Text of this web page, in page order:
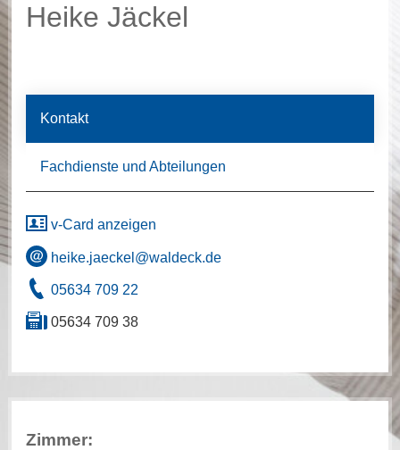
Heike Jäckel
Kontakt
Fachdienste und Abteilungen
v-Card anzeigen
heike.jaeckel@waldeck.de
05634 709 22
05634 709 38
Zimmer: